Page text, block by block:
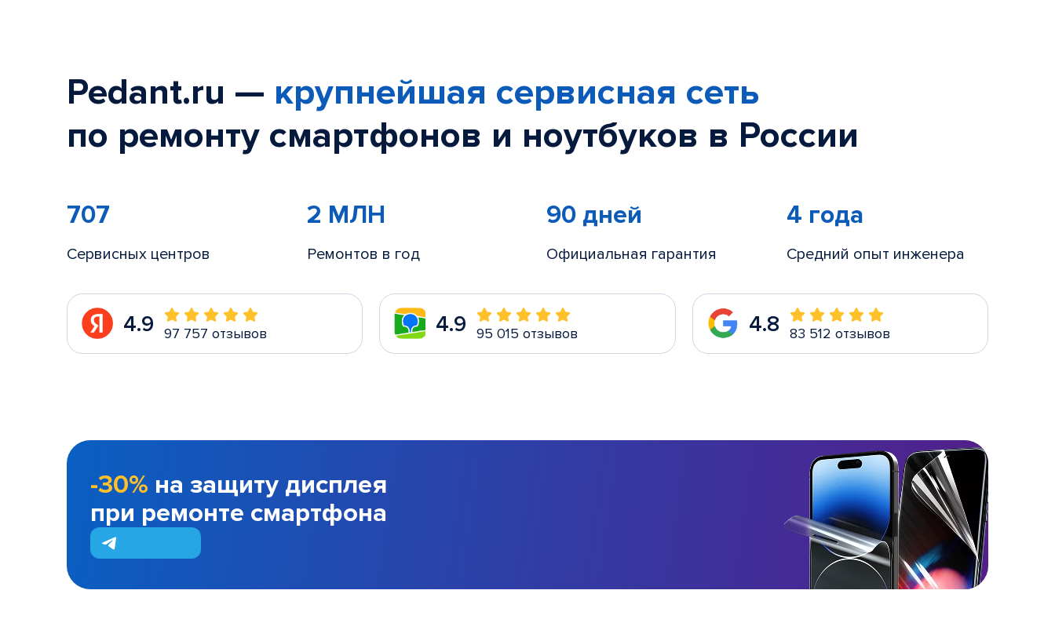
Pedant.ru — крупнейшая сервисная сеть
по ремонту смартфонов и ноутбуков в России
707
Сервисных центров
2 МЛН
Ремонтов в год
90 дней
Официальная гарантия
4 года
Средний опыт инженера
4.9 97 757 отзывов 4.9 95 015 отзывов 4.8 83 512 отзывов
-30% на защиту дисплея
при ремонте смартфона